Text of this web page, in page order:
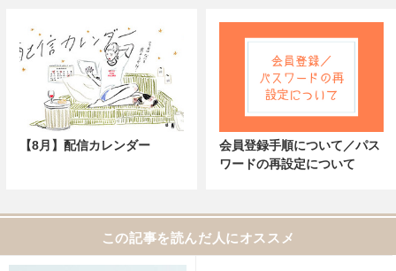
【8月】配信カレンダー
会員登録手順について／パス
ワードの再設定について
この記事を読んだ人にオススメ